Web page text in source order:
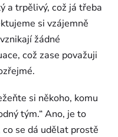
a trpělivý, což já třeba
si vzájemně
žádné
což zase považuji
si někoho, komu
tým.“ Ano, je to
se dá udělat prostě